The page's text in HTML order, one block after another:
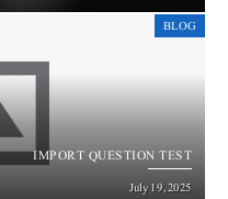
BLOG
IMPORT QUESTION TEST
July 19, 2025